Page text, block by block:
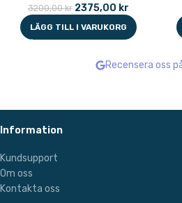
3200,00kr 2375,00 kr
LÄGG TILL I VARUKORG
Recensera oss
Information
Kundsupport
Om oss
Kontakta oss